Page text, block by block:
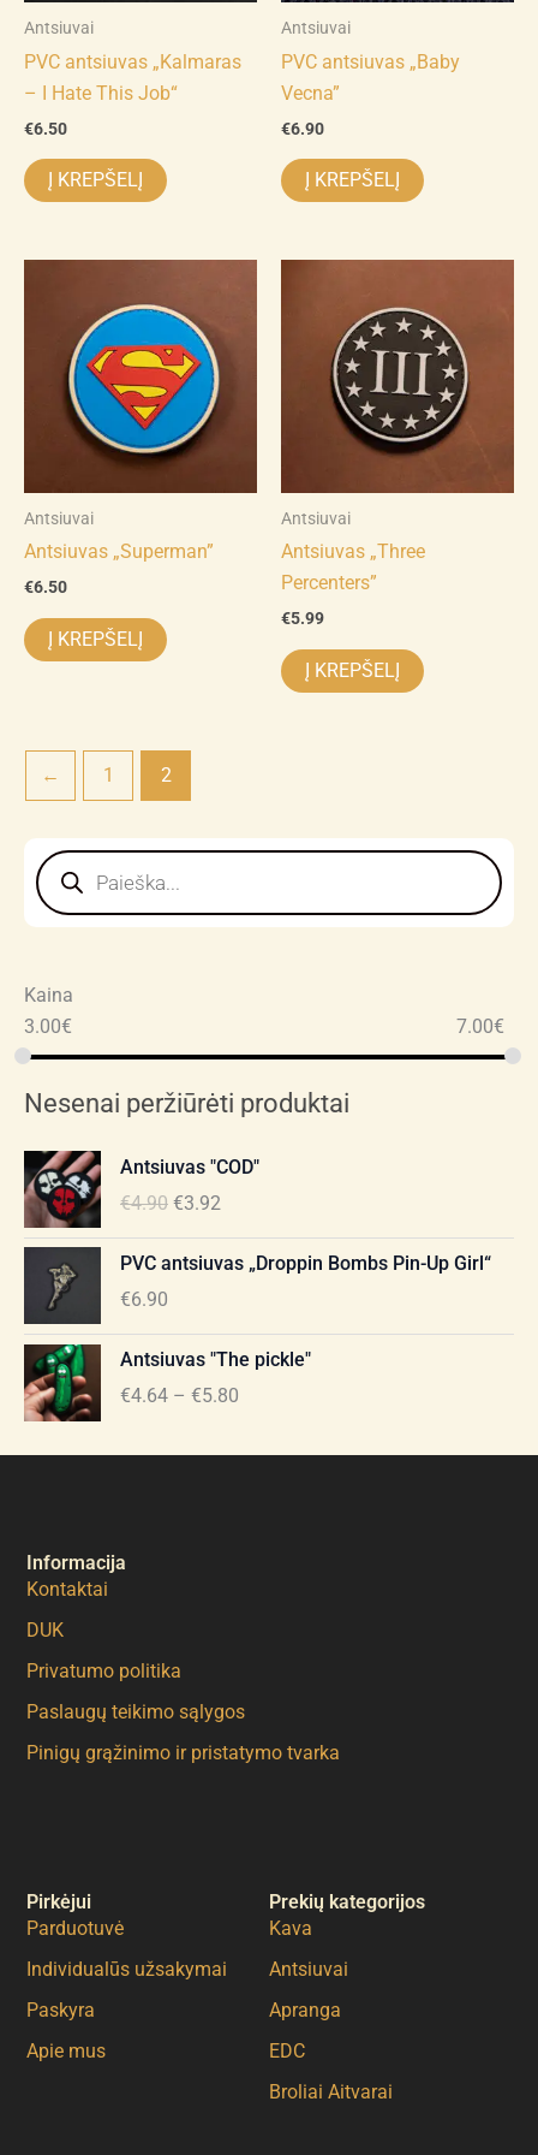
Products
search
Kaina
3.00€ 7.00€
Nesenai peržiūrėti produktai
Antsiuvas "COD"
€4.90
Original
was:
€4.90.
€3.92
Current
is:
€3.92.
PVC antsiuvas „Droppin Bombs Pin-Up Girl“
€6.90
Antsiuvas "The pickle"
€4.64 – €5.80
Price
range:
€5.80
Antsiuvai
PVC antsiuvas „Kalmaras
– I Hate This Job“
€6.50
Į KREPŠELĮ
Antsiuvai
PVC antsiuvas „Baby
Vecna”
€6.90
Į KREPŠELĮ
Antsiuvai
Antsiuvas „Superman”
€6.50
Į KREPŠELĮ
Antsiuvai
Antsiuvas „Three
Percenters”
€5.99
Į KREPŠELĮ
← 1 2
Pirkėjui
Parduotuvė
Individualūs užsakymai
Paskyra
Apie mus
Prekių kategorijos
Kava
Antsiuvai
Apranga
EDC
Broliai Aitvarai
Informacija
Kontaktai
DUK
Privatumo politika
Paslaugų teikimo sąlygos
Pinigų grąžinimo ir pristatymo tvarka